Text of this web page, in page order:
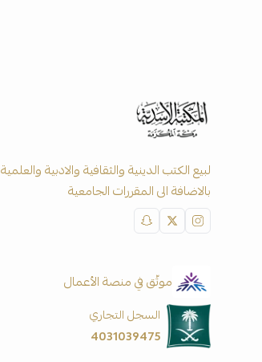
لبيع الكتب الدينية والثقافية والادبية والعلمية
بالاضافة الى المقررات الجامعية
موثّق في منصة الأعمال
السجل التجاري
4031039475